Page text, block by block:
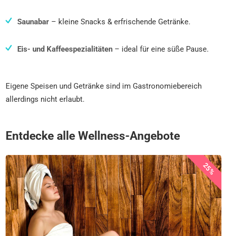
Saunabar– kleine Snacks & erfrischende Getränke.
Eis- und Kaffeespezialitäten– ideal für eine süße Pause.
Eigene Speisen und Getränke sind im Gastronomiebereich
allerdings nicht erlaubt.
Entdecke alle Wellness-Angebote
25%